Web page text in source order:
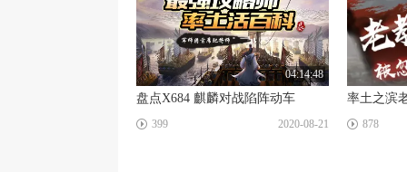
☑
04:14:48
盘点X684 麒麟对战陷阵动车
399 2020-08-21
☑
878